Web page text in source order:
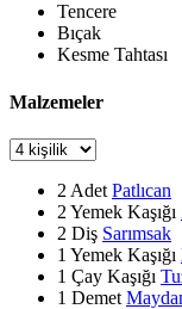
Tencere
Bıçak
Kesme Tahtası
Malzemeler
2 Adet Patlıcan
2 Yemek Kaşığı
2 Diş Sarımsak
1 Yemek Kaşığı
1 Çay Kaşığı
1 Demet